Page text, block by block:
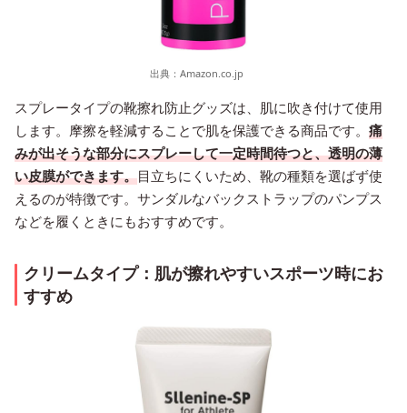
出典： Amazon.co.jp
スプレータイプの靴擦れ防止グッズは、肌に吹き付けて使用
します。摩擦を軽減することで肌を保護できる商品です。 痛
みが出そうな部分にスプレーして一定時間待つと、透明の薄
い皮膜ができます。目立ちにくいため、靴の種類を選ばず使
えるのが特徴です。サンダルなバックストラップのパンプス
などを履くときにもおすすめです。
クリームタイプ：肌が擦れやすいスポーツ時にお
すすめ